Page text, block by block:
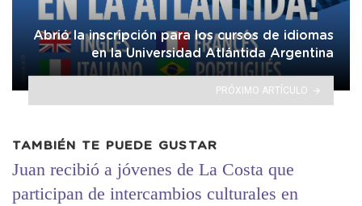
Abrió la inscripción para los cursos de idiomas
en la Universidad Atlántida Argentina
PRÓXIMO ARTÍCULO
TAMBIÉN TE PUEDE GUSTAR
Juan recibió a jóvenes de La Costa que
participan de intercambios culturales en